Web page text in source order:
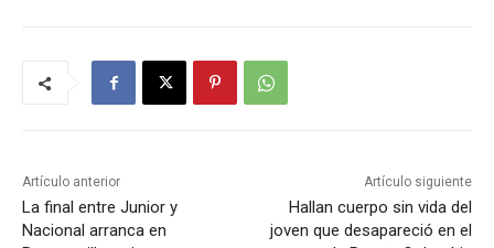
Artículo anterior
La final entre Junior y
Nacional arranca en
Artículo siguiente
Hallan cuerpo sin vida del
joven que desapareció en el